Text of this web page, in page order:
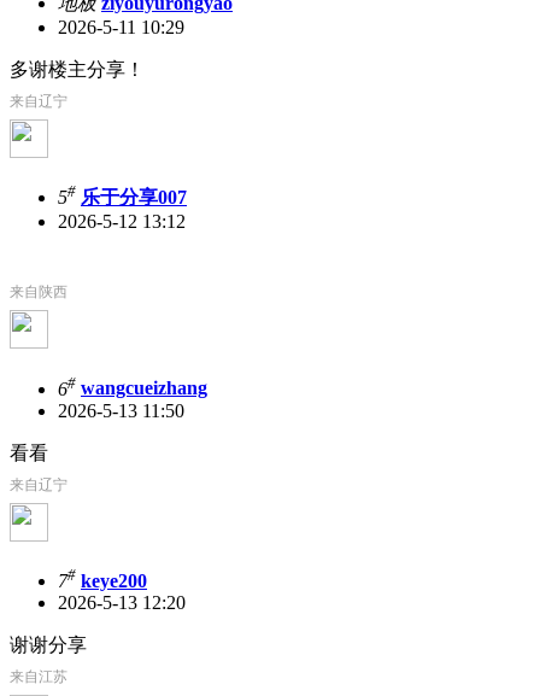
2026-5-11 10:29
多谢楼主分享！
来自辽宁
5# 乐于分享007
2026-5-12 13:12
来自陕西
6# wangcueizhang
2026-5-13 11:50
看看
来自辽宁
7# keye200
2026-5-13 12:20
谢谢分享
来自江苏